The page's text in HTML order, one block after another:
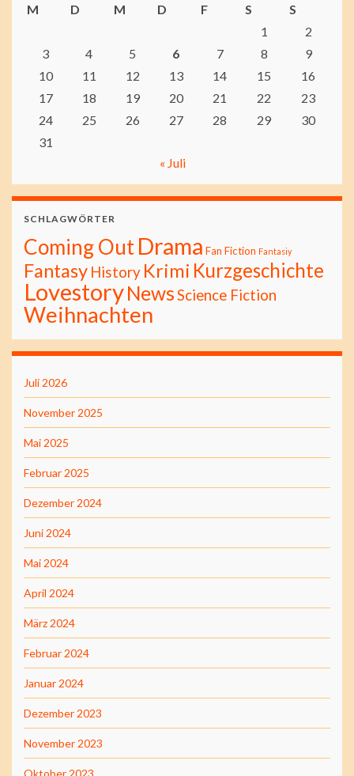
M
D M D F S
S
1
2
3
4 5 6 7 8
9
10
11 12 13 14 15
16
17
18 19 20 21 22
23
24
25 26 27 28 29
30
31
« Juli
SCHLAGWÖRTER
Coming OutDrama Fan Fiction Fantasiy
Fantasy History Krimi Kurzgeschichte
LovestoryNewsScience Fiction
Weihnachten
Juli 2026
November 2025
Mai 2025
Februar 2025
Dezember 2024
Juni 2024
Mai 2024
April 2024
März 2024
Februar 2024
Januar 2024
Dezember 2023
November 2023
Oktober 2023